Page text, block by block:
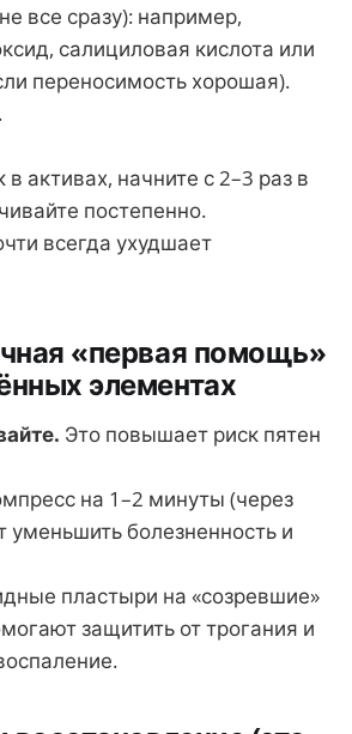
все сразу): например,
салициловая кислота или
переносимость хорошая).
активах, начните с 2–3 раз в
постепенно.
всегда ухудшает
«первая помощь»
элементах
Это повышает риск пятен
на 1–2 минуты (через
уменьшить болезненность и
пластыри на «созревшие»
защитить от трогания и